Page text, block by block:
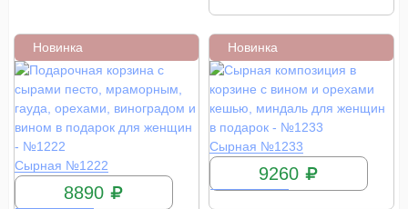
Новинка
Сырная №1222
КУПИТЬ
8890
Новинка
Сырная №1233
КУПИТЬ
9260